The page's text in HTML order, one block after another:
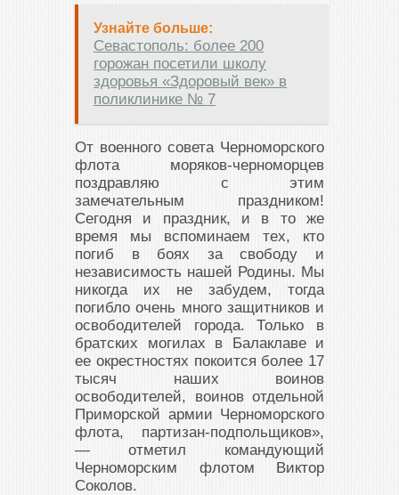
Узнайте больше:
Севастополь: более 200
горожан посетили школу
здоровья «Здоровый век» в
поликлинике № 7
От военного совета Черноморского
флота моряков-черноморцев
поздравляю с этим
замечательным праздником!
Сегодня и праздник, и в то же
время мы вспоминаем тех, кто
погиб в боях за свободу и
независимость нашей Родины. Мы
никогда их не забудем, тогда
погибло очень много защитников и
освободителей города. Только в
братских могилах в Балаклаве и
ее окрестностях покоится более 17
тысяч наших воинов
освободителей, воинов отдельной
Приморской армии Черноморского
флота, партизан-подпольщиков»,
— отметил командующий
Черноморским флотом Виктор
Соколов.